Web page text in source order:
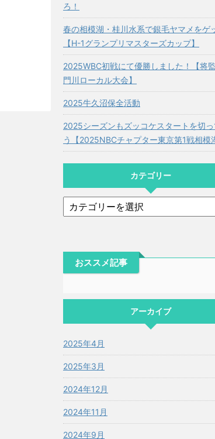
ろ！
春の相模湖・桂川水系で銀毛ヤマメをゲ
【H-1グランプリマスターズカップ】
2025WBC初戦にて優勝しました！【将
門川ローカル大会】
2025牛久沼保全活動
2025シーズンもズッコケスタートを切っ
う【2025NBCチャプター東京第1戦相模
カテゴリー
おススメ記事
アーカイブ
2025年4月
2025年3月
2024年12月
2024年11月
2024年9月